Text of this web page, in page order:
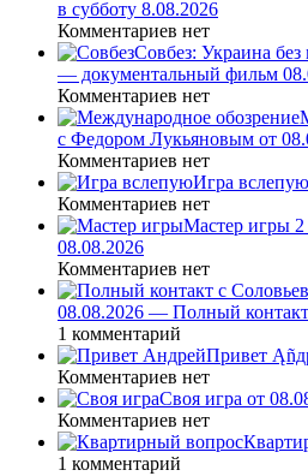
в субботу 8.08.2026
Комментариев нет
Совбез: Украина без
— документальный фильм
Комментариев нет
с Федором Лукьяновым от
Комментариев нет
Игра
Комментариев нет
Мастер игры 2
08.08.2026
Комментариев нет
08.08.2026 — Полный контакт
1 комментарий
Привет
Комментариев нет
Своя игра от
Комментариев нет
1 комментарий